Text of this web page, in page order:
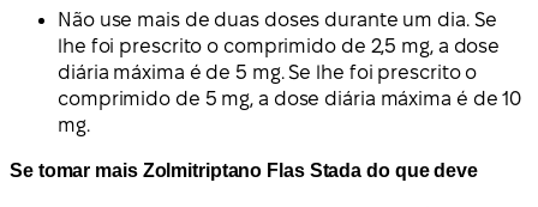
Não use mais de duas doses durante um dia. Se
lhe foi prescrito o comprimido de 2,5 mg, a dose
diária máxima é de 5 mg. Se lhe foi prescrito o
comprimido de 5 mg, a dose diária máxima é de 10
mg.
Se tomar mais Zolmitriptano Flas Stada do que deve